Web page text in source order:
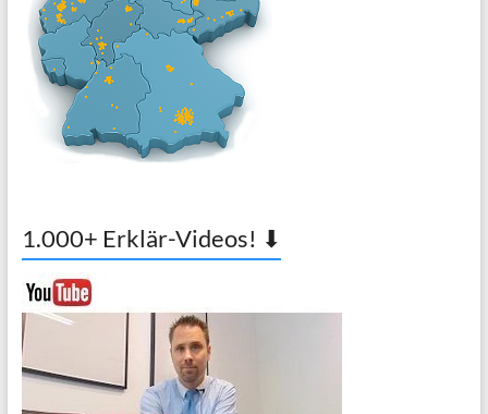
1.000+ Erklär-Videos! ⬇